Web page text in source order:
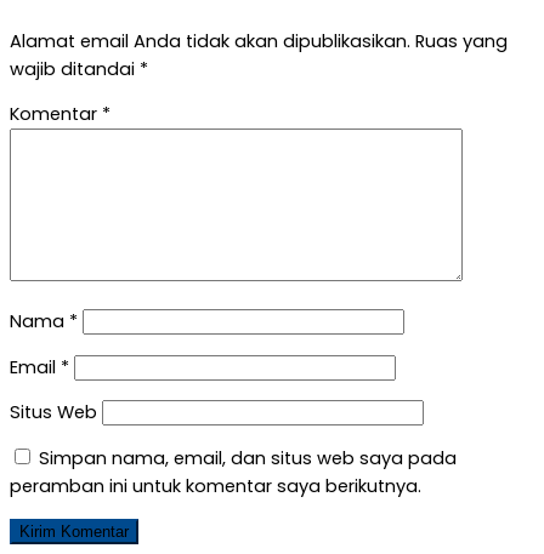
Alamat email Anda tidak akan dipublikasikan. Ruas yang
wajib ditandai *
Komentar *
Nama *
Email *
Situs Web
Simpan nama, email, dan situs web saya pada
peramban ini untuk komentar saya berikutnya.